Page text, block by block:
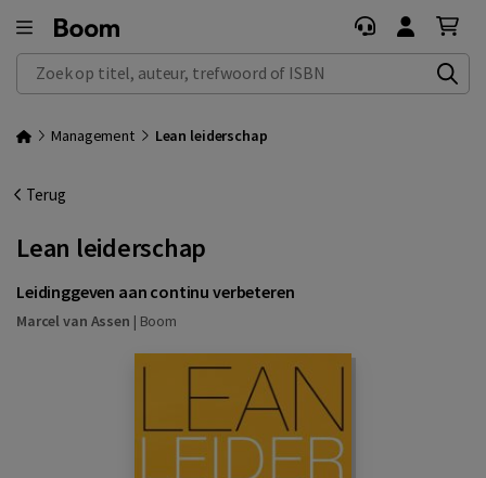
Zoek op titel, auteur, trefwoord of ISBN
Management Lean leiderschap
Terug
Lean leiderschap
Leidinggeven aan continu verbeteren
Marcel van Assen | Boom